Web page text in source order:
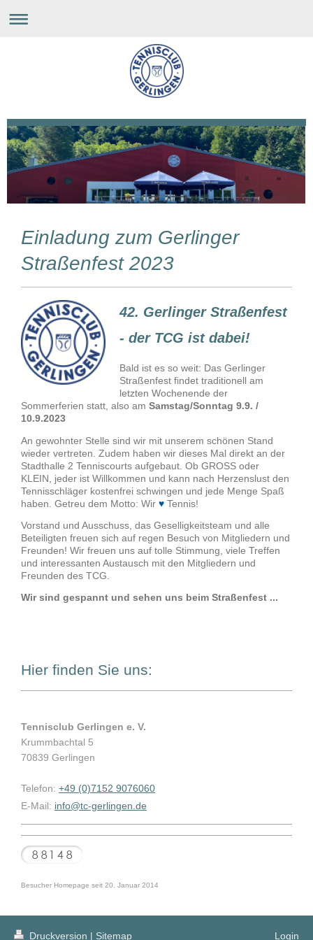
Einladung zum Gerlinger
Straßenfest 2023
42. Gerlinger Straßenfest
- der TCG ist dabei!
Bald ist es so weit: Das Gerlinger
Straßenfest findet traditionell am
letzten Wochenende der
Sommerferien statt, also am Samstag/Sonntag 9.9. /
10.9.2023
An gewohnter Stelle sind wir mit unserem schönen Stand
wieder vertreten. Zudem haben wir dieses Mal direkt an der
Stadthalle 2 Tenniscourts aufgebaut. Ob GROSS oder
KLEIN, jeder ist Willkommen und kann nach Herzenslust den
Tennisschläger kostenfrei schwingen und jede Menge Spaß
haben. Getreu dem Motto: Wir ♥ Tennis!
Vorstand und Ausschuss, das Geselligkeitsteam und alle
Beteiligten freuen sich auf regen Besuch von Mitgliedern und
Freunden! Wir freuen uns auf tolle Stimmung, viele Treffen
und interessanten Austausch mit den Mitgliedern und
Freunden des TCG.
Wir sind gespannt und sehen uns beim Straßenfest ...
Hier finden Sie uns:
Tennisclub Gerlingen e. V.
Krummbachtal 5
70839 Gerlingen
Telefon: +49 (0)7152 9076060
E-Mail: info@tc-gerlingen.de
Besucher Homepage seit 20. Januar 2014
Druckversion | Sitemap Login